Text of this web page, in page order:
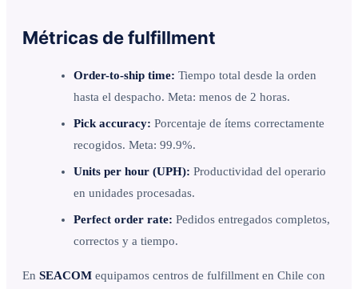
Métricas de fulfillment
Order-to-ship time: Tiempo total desde la orden
hasta el despacho. Meta: menos de 2 horas.
Pick accuracy: Porcentaje de ítems correctamente
recogidos. Meta: 99.9%.
Units per hour (UPH): Productividad del operario
en unidades procesadas.
Perfect order rate: Pedidos entregados completos,
correctos y a tiempo.
En SEACOM equipamos centros de fulfillment en Chile con